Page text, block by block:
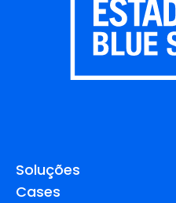
Soluções
Cases